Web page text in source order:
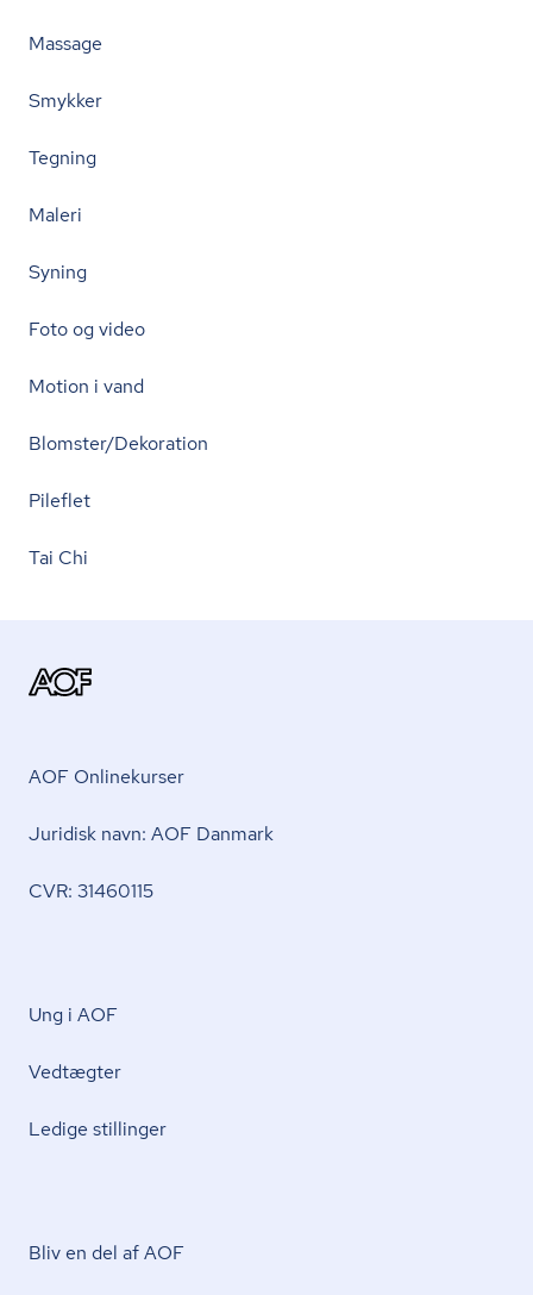
Massage
Smykker
Tegning
Maleri
Syning
Foto og video
Motion i vand
Blomster/Dekoration
Pileflet
Tai Chi
AOF Onlinekurser
Juridisk navn: AOF Danmark
CVR: 31460115
Ung i AOF
Vedtægter
Ledige stillinger
Bliv en del af AOF